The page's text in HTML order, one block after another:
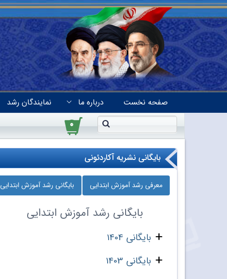
صفحه نخست درباره ما نمایندگان رشد
۰
بایگانی نشریه آکاردئونی
معرفی رشد آموزش ابتدایی بایگانی رشد آموزش ابتدایی
بایگانی رشد آموزش ابتدایی
بایگانی 1404
بایگانی 1403